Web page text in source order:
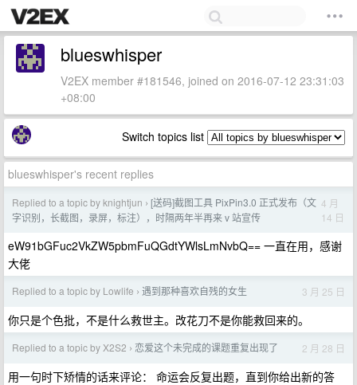
blueswhisper
V2EX member #181546, joined on 2016-07-12 23:31:03
+08:00
Switch topics list
blueswhisper's recent replies
Replied to a topic by knightjun › [送码]截图工具 PixPin3.0 正式发布（文
字识别，长截图，录屏，标注），时隔两年半再来 v 站宣传
4 月
14 日
eW91bGFuc2VkZW5pbmFuQGdtYWlsLmNvbQ== 一直在用，感谢
大佬
Replied to a topic by Lowlife › 遇到那种喜欢自残的女生 3 月 25 日
你只是个色批，不是什么救世主。改花刀不是你能救回来的。
Replied to a topic by X2S2 › 恋爱这个未完成的课题重复出现了 2 月 28 日
用一句时下矫情的话来评论： 命运会反复出题，直到你给出新的答